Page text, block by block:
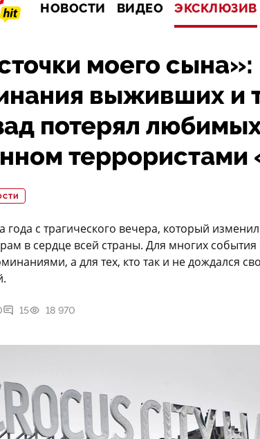
НОВОСТИ ВИДЕО ЭКСКЛЮЗИВ
моего сына»:
выживших и
потерял
террористами
с трагического вечера, который
в сердце всей страны. Для многих события
а для тех, кто так и не дождался
15 18 970